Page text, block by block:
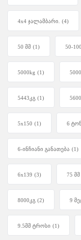
4x4 ჯალამბარი. (4)
50 მმ (1) 50-
5000kg (1)
5443კგ (1)
5x150 (1) 6
6-ინჩიანი განათება (1)
6x139 (3) 75 მმ
8000კგ (2) 9
9.5მმ ტროსი (1)